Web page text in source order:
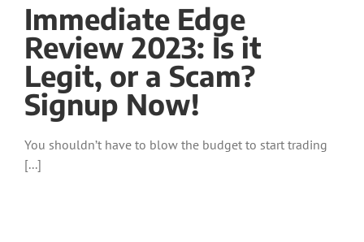
Immediate Edge
Review 2023: Is it
Legit, or a Scam?
Signup Now!
You shouldn’t have to blow the budget to start trading
[...]